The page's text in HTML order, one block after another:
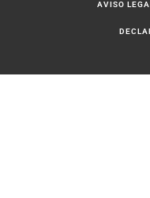
AVISO